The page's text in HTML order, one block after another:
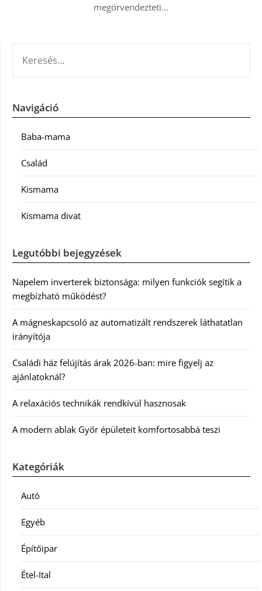
megörvendezteti…
Navigáció
Baba-mama
Család
Kismama
Kismama divat
Legutóbbi bejegyzések
Napelem inverterek biztonsága: milyen funkciók segítik a
megbízható működést?
A mágneskapcsoló az automatizált rendszerek láthatatlan
irányítója
Családi ház felújítás árak 2026-ban: mire figyelj az
ajánlatoknál?
A relaxációs technikák rendkívül hasznosak
A modern ablak Győr épületeit komfortosabbá teszi
Kategóriák
Autó
Egyéb
Építőipar
Étel-Ital